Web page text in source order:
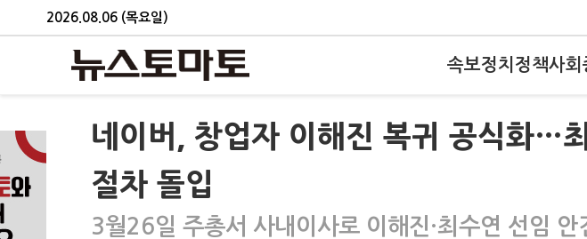
2026.08.06 (목요일)
속보정치 정책사회
네이버, 창업자 이해진 복귀 공식화…
절차 돌입
3월26일 주총서 사내이사로 이해진·최수연 선임 안